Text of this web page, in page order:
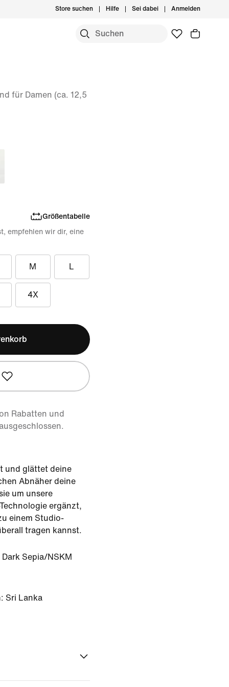
Store suchen Hilfe Sei dabei Anmelden
für Damen (ca. 12,5
Größentabelle
M L
4X
empfehlen wir dir, eine
Rabatten und
und glättet deine
Abnäher deine
um unsere
ergänzt,
einem Studio-
tragen kannst.
Dark Sepia/NSKM
Sri Lanka